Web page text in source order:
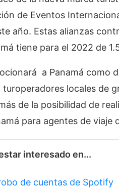
de Eventos
año. Estas alianzas
tiene para el 2022 de
a Panamá como
locales de
de la posibilidad de
para agentes de viaje
interesado en...
de cuentas de Spotify